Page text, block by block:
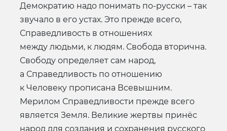
Демократию надо понимать по-русски – так
звучало в его устах. Это прежде всего,
Справедливость в отношениях
между людьми, к людям. Свобода вторична.
Свободу определяет сам народ,
а Справедливость по отношению
к Человеку прописана Всевышним.
Мерилом Справедливости прежде всего
является Земля. Великие жертвы принёс
народ для создания и сохранения русского